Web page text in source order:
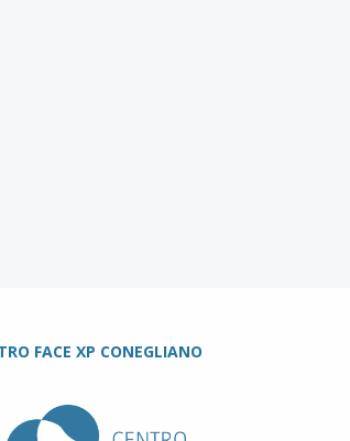
FACE XP CONEGLIANO